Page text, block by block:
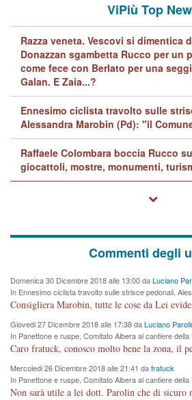
ViPiù Top
Razza veneta. Vescovi si dimentica
Donazzan sgambetta Rucco per un
come fece con Berlato per una
Galan. E Zaia...?
Ennesimo ciclista travolto sulle
Alessandra Marobin (Pd): "il
Raffaele Colombara boccia Rucco
giocattoli, mostre, monumenti,
Commenti degli
Domenica 30 Dicembre 2018 alle 13:00 daLuciano
In Ennesimo ciclista travolto sulle strisce pedonali,
Comune si svegli"
Giovedi 27 Dicembre 2018 alle 17:38 daLuciano
In Panettone e ruspe, Comitato Albera al cantiere
cronoprogramma"
Mercoledi 26 Dicembre 2018 alle 21:41 dafratuck
In Panettone e ruspe, Comitato Albera al cantiere
cronoprogramma"